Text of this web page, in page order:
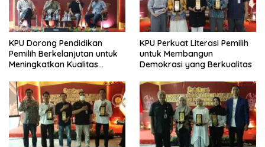
KPU Dorong Pendidikan
Pemilih Berkelanjutan untuk
Meningkatkan Kualitas
KPU Perkuat Literasi Pemilih
untuk Membangun
Demokrasi yang Berkualitas